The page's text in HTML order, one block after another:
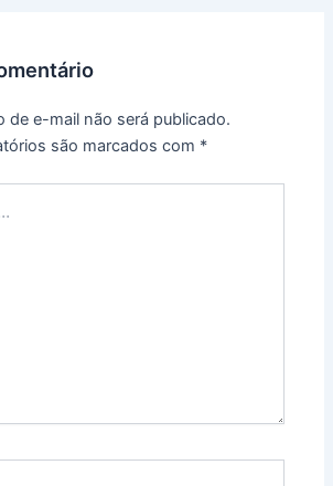
de e-mail não será publicado.
são marcados com *